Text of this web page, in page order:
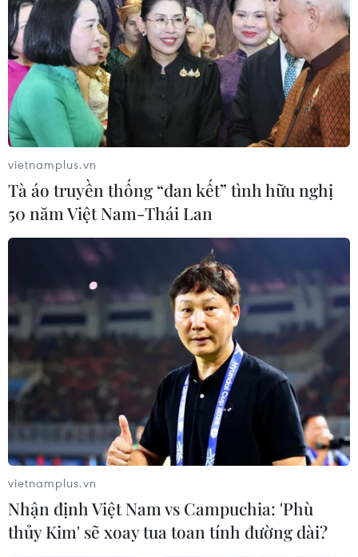
Theo dõi VietnamPlus
TIN LIÊN QUAN
Wikileaks hủy đợt công bố thông tin nhạy
cảm vì lo ngại an ninh
02/10/2016 23:51
Do lo ngại các nguy cơ an ninh, trang mạng Wikileaks
vietnamplus.vn
Tà áo truyền thống “đan kết” tình hữu nghị
50 năm Việt Nam-Thái Lan
vietnamplus.vn
Nhận định Việt Nam vs Campuchia: 'Phù
thủy Kim' sẽ xoay tua toan tính đường dài?